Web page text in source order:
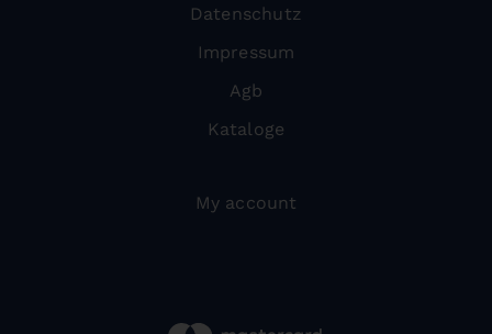
Datenschutz
Impressum
Agb
Kataloge
My account